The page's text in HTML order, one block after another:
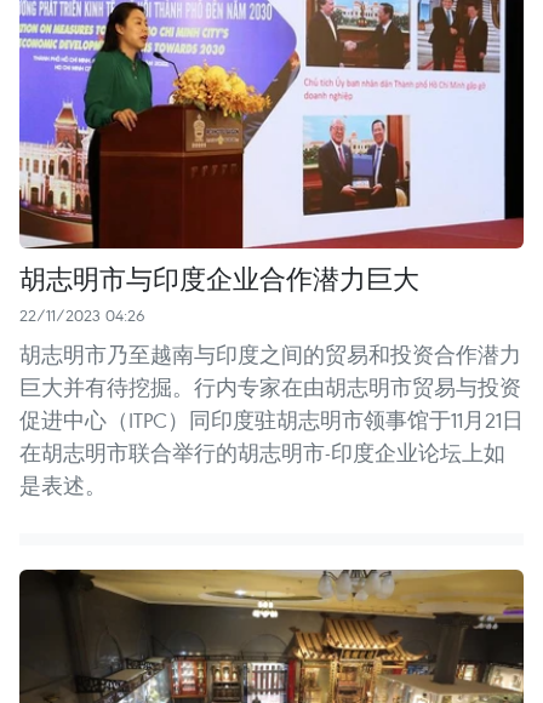
胡志明市与印度企业合作潜力巨大
22/11/2023 04:26
胡志明市乃至越南与印度之间的贸易和投资合作潜力
巨大并有待挖掘。行内专家在由胡志明市贸易与投资
促进中心（ITPC）同印度驻胡志明市领事馆于11月21日
在胡志明市联合举行的胡志明市-印度企业论坛上如
是表述。